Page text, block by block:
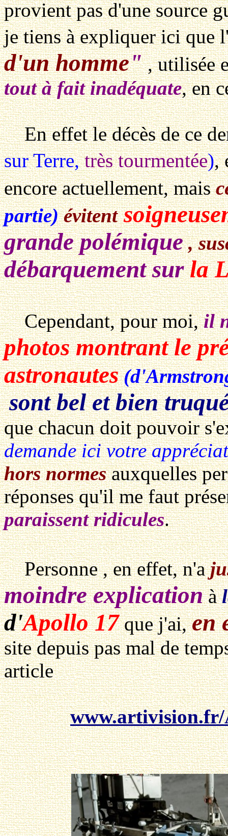
provient pas d'une source
je tiens à expliquer ici que
d'un homme", utilisée
tout à fait inadéquate, en
En effet le décès de ce
sur Terre,très tourmentée),
encore actuellement, mais
partie)évitent
grande polémique ,
débarquement surla
Cependant, pour moi,il
photos montrant le
astronautes
sont bel et bien
que chacun doit pouvoir
demande ici votre
hors normesauxquelles
réponses qu'il me faut
paraissent ridicules.
Personne , en effet, n'a
moindre explicationà
d'Apollo 17que j'ai,en
site depuis pas mal de
article